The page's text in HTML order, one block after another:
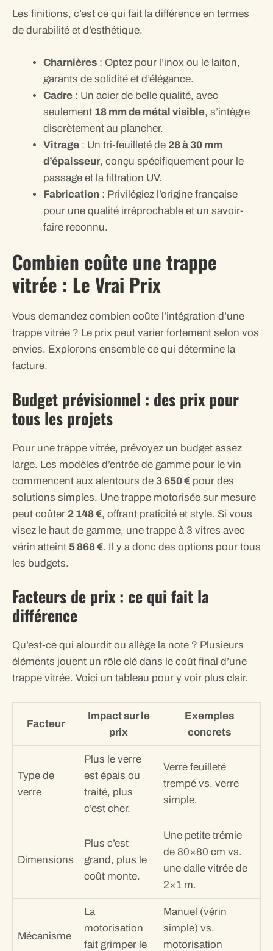
Les finitions, c’est ce qui fait la différence en termes
de durabilité et d’esthétique.
Charnières : Optez pour l’inox ou le laiton,
garants de solidité et d’élégance.
Cadre : Un acier de belle qualité, avec
seulement 18 mm de métal visible, s’intègre
discrètement au plancher.
Vitrage : Un tri-feuilleté de 28 à 30 mm
d’épaisseur, conçu spécifiquement pour le
passage et la filtration UV.
Fabrication : Privilégiez l’origine française
pour une qualité irréprochable et un savoir-
faire reconnu.
Combien coûte une trappe
vitrée : Le Vrai Prix
Vous demandez combien coûte l’intégration d’une
trappe vitrée ? Le prix peut varier fortement selon vos
envies. Explorons ensemble ce qui détermine la
facture.
Budget prévisionnel : des prix pour
tous les projets
Pour une trappe vitrée, prévoyez un budget assez
large. Les modèles d’entrée de gamme pour le vin
commencent aux alentours de 3 650 € pour des
solutions simples. Une trappe motorisée sur mesure
peut coûter 2 148 €, offrant praticité et style. Si vous
visez le haut de gamme, une trappe à 3 vitres avec
vérin atteint 5 868 €. Il y a donc des options pour tous
les budgets.
Facteurs de prix : ce qui fait la
différence
Qu’est-ce qui alourdit ou allège la note ? Plusieurs
éléments jouent un rôle clé dans le coût final d’une
trappe vitrée. Voici un tableau pour y voir plus clair.
Facteur
Impact sur le
prix
Exemples
concrets
Type de
verre
Plus le verre
est épais ou
traité, plus
c’est cher.
Verre feuilleté
trempé vs. verre
simple.
Dimensions
Plus c’est
grand, plus le
coût monte.
Une petite trémie
de 80×80 cm vs.
une dalle vitrée de
2×1 m.
Mécanisme
La
motorisation
fait grimper le
Manuel (vérin
simple) vs.
motorisation